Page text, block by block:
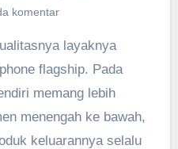
komentar
layaknya
flagship. Pada
memang lebih
menengah ke bawah,
keluarannya selalu